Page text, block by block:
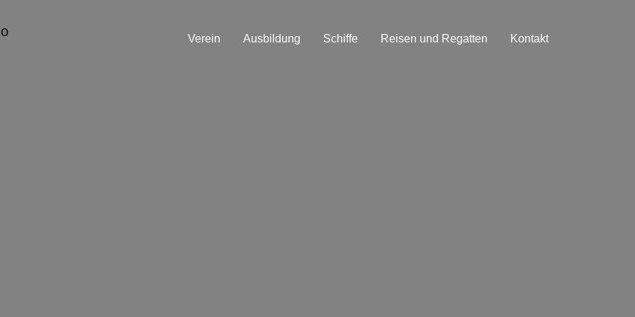
Verein Ausbildung Schiffe Reisen und Regatten Kontakt